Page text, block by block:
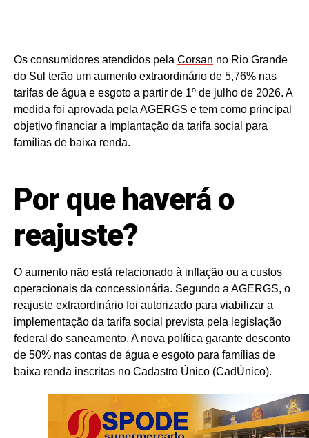
Os consumidores atendidos pela Corsan no Rio Grande
do Sul terão um aumento extraordinário de 5,76% nas
tarifas de água e esgoto a partir de 1º de julho de 2026. A
medida foi aprovada pela AGERGS e tem como principal
objetivo financiar a implantação da tarifa social para
famílias de baixa renda.
Por que haverá o
reajuste?
O aumento não está relacionado à inflação ou a custos
operacionais da concessionária. Segundo a AGERGS, o
reajuste extraordinário foi autorizado para viabilizar a
implementação da tarifa social prevista pela legislação
federal do saneamento. A nova política garante desconto
de 50% nas contas de água e esgoto para famílias de
baixa renda inscritas no Cadastro Único (CadÚnico).